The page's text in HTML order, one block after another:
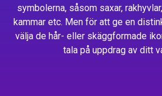
symbolerna, såsom saxar,
kammar etc. Men för att ge en
välja de hår- eller skäggformade
tala på uppdrag av ditt